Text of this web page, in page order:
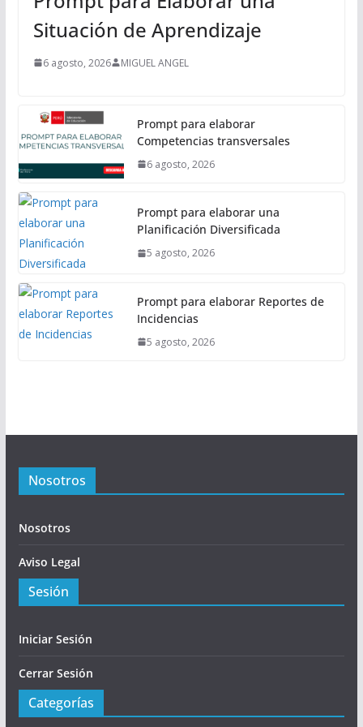
Situación de Aprendizaje
6 agosto, 2026 MIGUEL ANGEL
Prompt para elaborar
Competencias transversales
6 agosto, 2026
Prompt para elaborar una
Planificación Diversificada
5 agosto, 2026
Prompt para elaborar Reportes de
Incidencias
5 agosto, 2026
Nosotros
Nosotros
Aviso Legal
Sesión
Iniciar Sesión
Cerrar Sesión
Categorías